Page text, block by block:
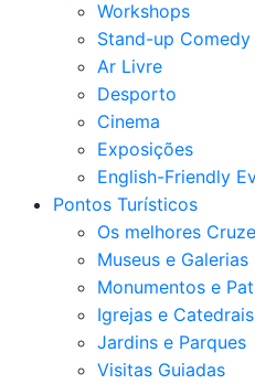
Workshops
Stand-up Comedy
Ar Livre
Desporto
Cinema
Exposições
English-Friendly
Pontos Turísticos
Os melhores
Museus e Galerias
Monumentos e
Igrejas e Catedrais
Jardins e Parques
Visitas Guiadas